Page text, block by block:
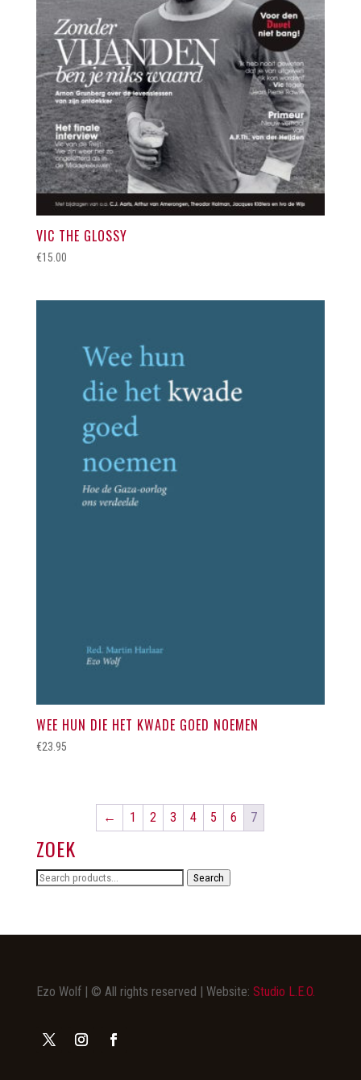
VIC THE GLOSSY
€15.00
WEE HUN DIE HET KWADE GOED NOEMEN
€23.95
← 1 2 3 4 5 6 7
ZOEK
Search
Search
Ezo Wolf | © All rights reserved | Website: Studio L.E.O.